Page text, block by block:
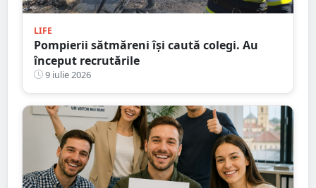
LIFE
Pompierii sătmăreni își caută colegi. Au
început recrutările
9 iulie 2026